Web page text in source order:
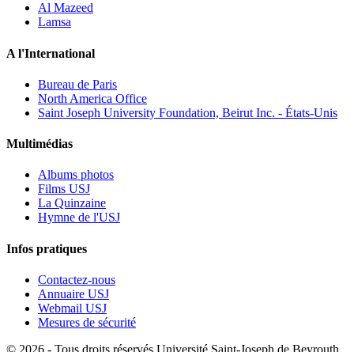
Al Mazeed
Lamsa
A l'International
Bureau de Paris
North America Office
Saint Joseph University Foundation, Beirut Inc. - États-Unis
Multimédias
Albums photos
Films USJ
La Quinzaine
Hymne de l'USJ
Infos pratiques
Contactez-nous
Annuaire USJ
Webmail USJ
Mesures de sécurité
© 2026 - Tous droits réservés Université Saint-Joseph de Beyrouth